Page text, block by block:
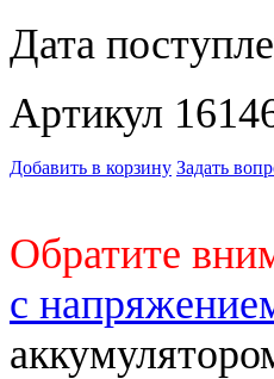
Дата
Артикул
Добавить в корзину Задать
Обратите
с